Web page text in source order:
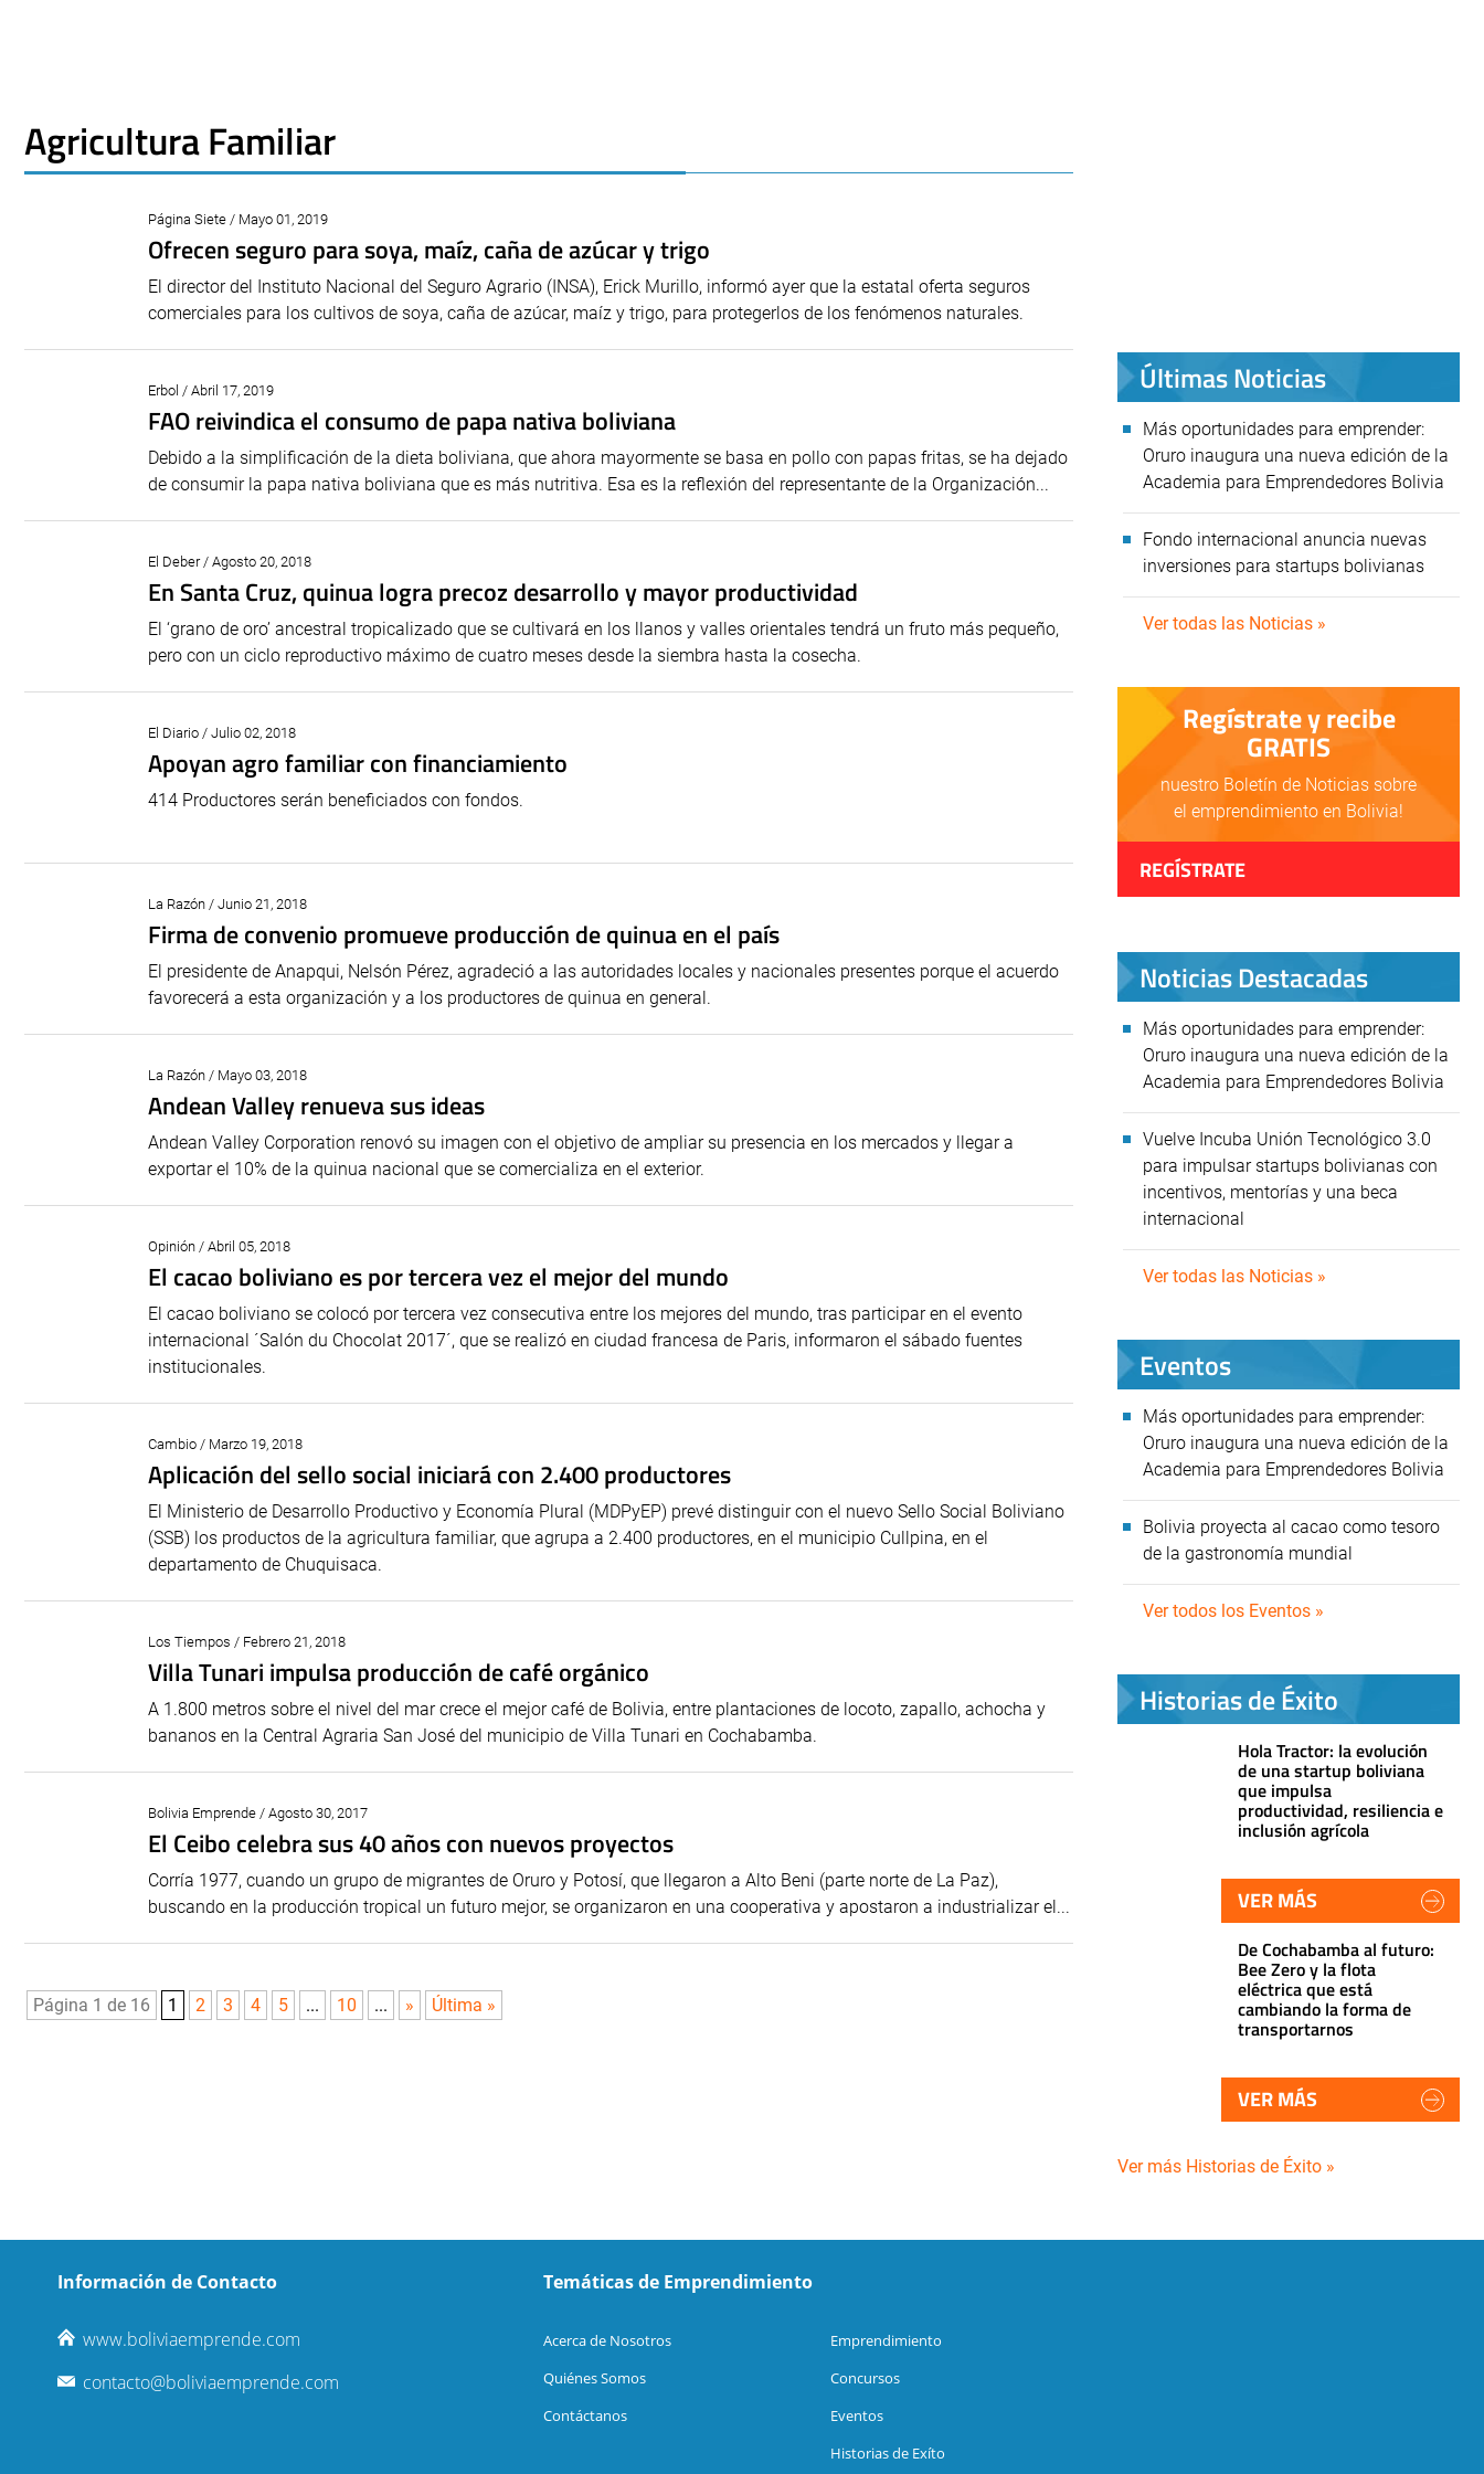
Agricultura Familiar
Página Siete / Mayo 01, 2019
Ofrecen seguro para soya, maíz, caña de azúcar y trigo
El director del Instituto Nacional del Seguro Agrario (INSA), Erick Murillo, informó ayer que la estatal oferta seguros
comerciales para los cultivos de soya, caña de azúcar, maíz y trigo, para protegerlos de los fenómenos naturales.
Erbol / Abril 17, 2019
FAO reivindica el consumo de papa nativa boliviana
Debido a la simplificación de la dieta boliviana, que ahora mayormente se basa en pollo con papas fritas, se ha dejado
de consumir la papa nativa boliviana que es más nutritiva. Esa es la reflexión del representante de la Organización...
El Deber / Agosto 20, 2018
En Santa Cruz, quinua logra precoz desarrollo y mayor productividad
El ‘grano de oro’ ancestral tropicalizado que se cultivará en los llanos y valles orientales tendrá un fruto más pequeño,
pero con un ciclo reproductivo máximo de cuatro meses desde la siembra hasta la cosecha.
El Diario / Julio 02, 2018
Apoyan agro familiar con financiamiento
414 Productores serán beneficiados con fondos.
La Razón / Junio 21, 2018
Firma de convenio promueve producción de quinua en el país
El presidente de Anapqui, Nelsón Pérez, agradeció a las autoridades locales y nacionales presentes porque el acuerdo
favorecerá a esta organización y a los productores de quinua en general.
La Razón / Mayo 03, 2018
Andean Valley renueva sus ideas
Andean Valley Corporation renovó su imagen con el objetivo de ampliar su presencia en los mercados y llegar a
exportar el 10% de la quinua nacional que se comercializa en el exterior.
Opinión / Abril 05, 2018
El cacao boliviano es por tercera vez el mejor del mundo
El cacao boliviano se colocó por tercera vez consecutiva entre los mejores del mundo, tras participar en el evento
internacional ´Salón du Chocolat 2017´, que se realizó en ciudad francesa de Paris, informaron el sábado fuentes
institucionales.
Cambio / Marzo 19, 2018
Aplicación del sello social iniciará con 2.400 productores
El Ministerio de Desarrollo Productivo y Economía Plural (MDPyEP) prevé distinguir con el nuevo Sello Social Boliviano
(SSB) los productos de la agricultura familiar, que agrupa a 2.400 productores, en el municipio Cullpina, en el
departamento de Chuquisaca.
Los Tiempos / Febrero 21, 2018
Villa Tunari impulsa producción de café orgánico
A 1.800 metros sobre el nivel del mar crece el mejor café de Bolivia, entre plantaciones de locoto, zapallo, achocha y
bananos en la Central Agraria San José del municipio de Villa Tunari en Cochabamba.
Bolivia Emprende / Agosto 30, 2017
El Ceibo celebra sus 40 años con nuevos proyectos
Corría 1977, cuando un grupo de migrantes de Oruro y Potosí, que llegaron a Alto Beni (parte norte de La Paz),
buscando en la producción tropical un futuro mejor, se organizaron en una cooperativa y apostaron a industrializar el...
Página 1 de 16 1 2 3 4 5 ... 10 ... » Última »
Últimas Noticias
Más oportunidades para emprender:
Oruro inaugura una nueva edición de la
Academia para Emprendedores Bolivia
Fondo internacional anuncia nuevas
inversiones para startups bolivianas
Ver todas las Noticias »
Regístrate y recibe
GRATIS
nuestro Boletín de Noticias sobre
el emprendimiento en Bolivia!
REGÍSTRATE
Noticias Destacadas
Más oportunidades para emprender:
Oruro inaugura una nueva edición de la
Academia para Emprendedores Bolivia
Vuelve Incuba Unión Tecnológico 3.0
para impulsar startups bolivianas con
incentivos, mentorías y una beca
internacional
Ver todas las Noticias »
Eventos
Más oportunidades para emprender:
Oruro inaugura una nueva edición de la
Academia para Emprendedores Bolivia
Bolivia proyecta al cacao como tesoro
de la gastronomía mundial
Ver todos los Eventos »
Historias de Éxito
Hola Tractor: la evolución
de una startup boliviana
que impulsa
productividad, resiliencia e
inclusión agrícola
VER MÁS
De Cochabamba al futuro:
Bee Zero y la flota
eléctrica que está
cambiando la forma de
transportarnos
VER MÁS
Ver más Historias de Éxito »
Información de Contacto
www.boliviaemprende.com
contacto@boliviaemprende.com
Temáticas de Emprendimiento
Acerca de Nosotros
Quiénes Somos
Contáctanos
Emprendimiento
Concursos
Eventos
Historias de Exíto